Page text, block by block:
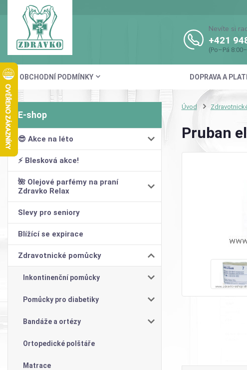
OBCHODNÍ PODMÍNKY DOPRAVA A
Nevíte si
+421
(Po–Pá
😎 Akce na léto
⚡ Blesková akce!
🌺 Olejové parfémy na praní
Zdravko Relax
Slevy pro seniory
Blížící se expirace
Zdravotnické pomůcky
Inkontinenční pomůcky
Pomůcky pro diabetiky
Bandáže a ortézy
Ortopedické polštáře
Matrace
Úvod
Pruban